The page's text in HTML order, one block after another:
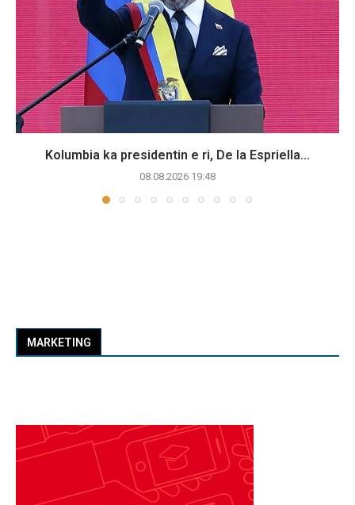
Kolumbia ka presidentin e ri, De la Espriella...
08.08.2026 19:48
MARKETING